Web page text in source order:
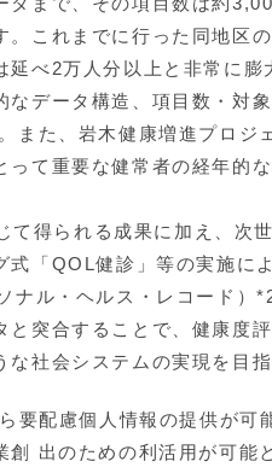
これまでに行った同地区
べ2万人分以上と非常に膨
データ構造、項目数・対
また、岩木健康増進プロジ
て重要な健常者の経年的
得られる成果に加え、次
「QOL健診」等の実施に
ル・ヘルス・レコード）
突合することで、健康度
社会システムの実現を目指
配慮個人情報の提供が可
出のための利活用が可能